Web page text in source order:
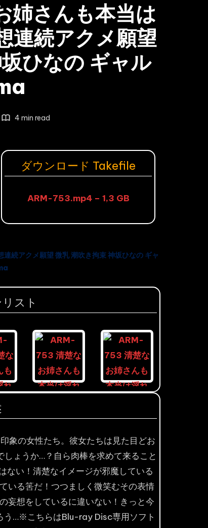
さんも本当は
連続アクメ願望
ひなの ギャル
4 min read
ダウンロード Takefile
ARM-753.mp4 – 1,3 GB
続アクメ願望 微乳 潮吹き拘束 神坂ひなの ギャ
スト
象の女性たち。彼女たちは見た目どお
しょうか…？自ら肉棒を求めて来ること
ない！清楚なイメージが邪魔している
いる筈だ！つつましく微笑むその表情
妄想をしているに違いない！きっと今
う…※こちらはBlu-ray Disc専用ソフト